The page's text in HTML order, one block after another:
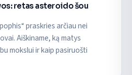
retas asteroido šou
praskries arčiau nei
Aiškiname, ką matys
mokslui ir kaip pasiruošti